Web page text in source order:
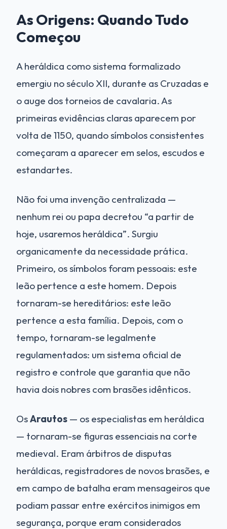
As Origens: Quando Tudo
Começou
A heráldica como sistema formalizado
emergiu no século XII, durante as Cruzadas e
o auge dos torneios de cavalaria. As
primeiras evidências claras aparecem por
volta de 1150, quando símbolos consistentes
começaram a aparecer em selos, escudos e
estandartes.
Não foi uma invenção centralizada —
nenhum rei ou papa decretou “a partir de
hoje, usaremos heráldica”. Surgiu
organicamente da necessidade prática.
Primeiro, os símbolos foram pessoais: este
leão pertence a este homem. Depois
tornaram-se hereditários: este leão
pertence a esta família. Depois, com o
tempo, tornaram-se legalmente
regulamentados: um sistema oficial de
registro e controle que garantia que não
havia dois nobres com brasões idênticos.
OsArautos — os especialistas em heráldica
— tornaram-se figuras essenciais na corte
medieval. Eram árbitros de disputas
heráldicas, registradores de novos brasões, e
em campo de batalha eram mensageiros que
podiam passar entre exércitos inimigos em
segurança, porque eram considerados